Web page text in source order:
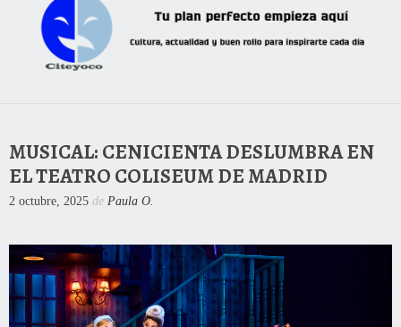
MUSICAL: CENICIENTA DESLUMBRA EN
EL TEATRO COLISEUM DE MADRID
2 octubre, 2025 de Paula O.